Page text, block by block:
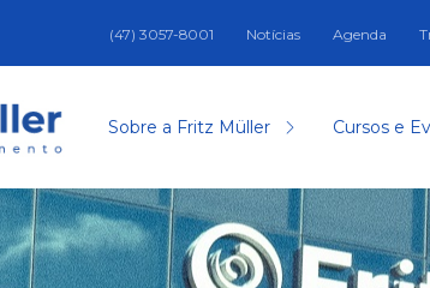
(47) 3057-8001 Notícias Agenda
Sobre a Fritz Müller Cursos e